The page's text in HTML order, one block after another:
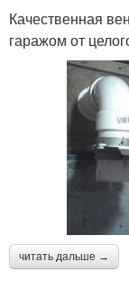
Качественная
гаражом от
читать дальше →